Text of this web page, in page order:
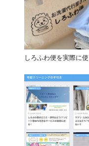
しろふわ便を実際に